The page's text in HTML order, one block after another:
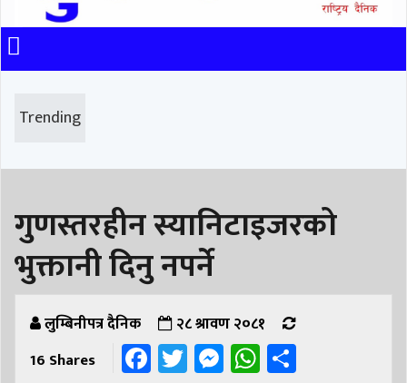
Trending
गुणस्तरहीन स्यानिटाइजरको
भुक्तानी दिनु नपर्ने
लुम्बिनीपत्र दैनिक
२८ श्रावण २०८१
16 Shares Facebook
Twitter
Messenger
WhatsApp